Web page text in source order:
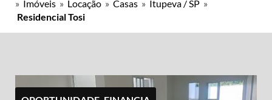
» Imóveis » Locação » Casas » Itupeva / SP »
Residencial Tosi